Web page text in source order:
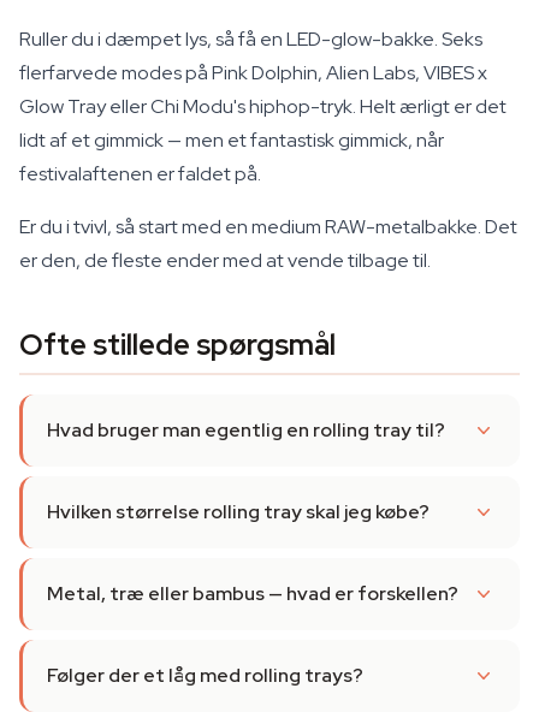
Ruller du i dæmpet lys, så få en LED-glow-bakke. Seks
flerfarvede modes på Pink Dolphin, Alien Labs, VIBES x
Glow Tray eller Chi Modu's hiphop-tryk. Helt ærligt er det
lidt af et gimmick — men et fantastisk gimmick, når
festivalaftenen er faldet på.
Er du i tvivl, så start med en medium RAW-metalbakke. Det
er den, de fleste ender med at vende tilbage til.
Ofte stillede spørgsmål
Hvad bruger man egentlig en rolling tray til?
Hvilken størrelse rolling tray skal jeg købe?
Metal, træ eller bambus — hvad er forskellen?
Følger der et låg med rolling trays?